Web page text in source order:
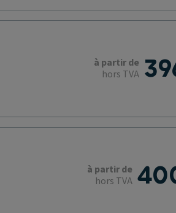
à partir de
hors TVA
à partir de
hors TVA